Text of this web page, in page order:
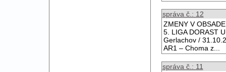
správa č.: 12
ZMENY V
5. LIGA DORAST
Gerlachov /
AR1 – Choma z...
správa č.: 11